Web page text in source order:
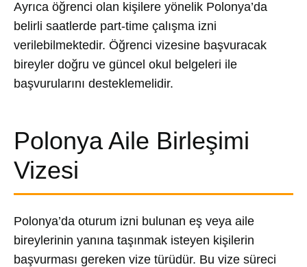
Ayrıca öğrenci olan kişilere yönelik Polonya’da
belirli saatlerde part-time çalışma izni
verilebilmektedir. Öğrenci vizesine başvuracak
bireyler doğru ve güncel okul belgeleri ile
başvurularını desteklemelidir.
Polonya Aile Birleşimi
Vizesi
Polonya’da oturum izni bulunan eş veya aile
bireylerinin yanına taşınmak isteyen kişilerin
başvurması gereken vize türüdür. Bu vize süreci